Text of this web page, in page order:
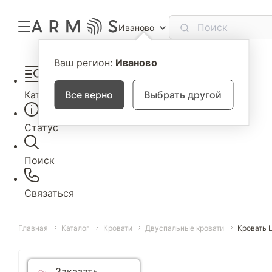
Иваново
Ваш регион: Иваново
Все верно Выбрать другой
Каталог
Статус
Поиск
Связаться
Главная Каталог Кровати Двуспальные кровати Кровать